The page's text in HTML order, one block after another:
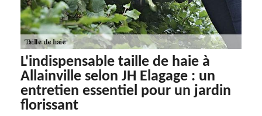
L'indispensable taille de haie à
Allainville selon JH Elagage : un
entretien essentiel pour un jardin
florissant